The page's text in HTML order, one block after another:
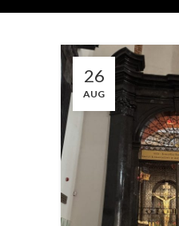
26
AUG